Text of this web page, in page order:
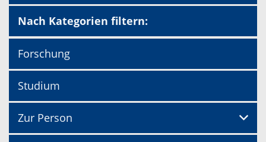
Nach Kategorien filtern:
Forschung
Studium
Zur Person